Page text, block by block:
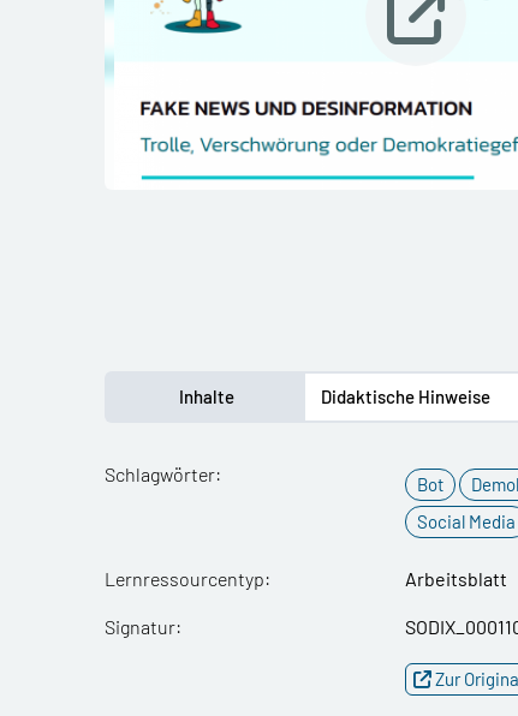
Inhalte
Schlagwörter: Bot
Social Media
Lernressourcentyp: Arbeitsblatt
Signatur:
Zur
Didaktische Hinweise